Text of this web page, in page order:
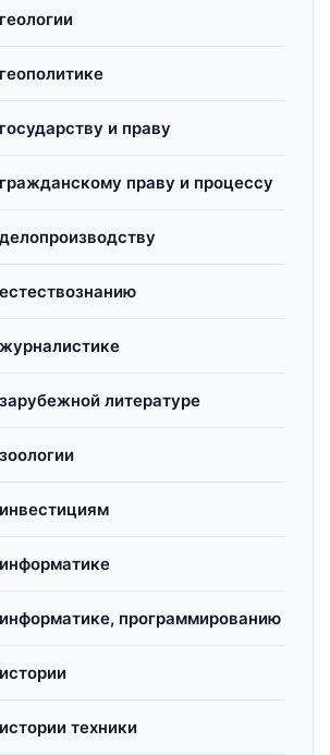
и праву
праву и процессу
литературе
программированию
техники